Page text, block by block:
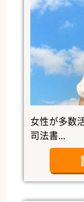
女性が多数
司法書...